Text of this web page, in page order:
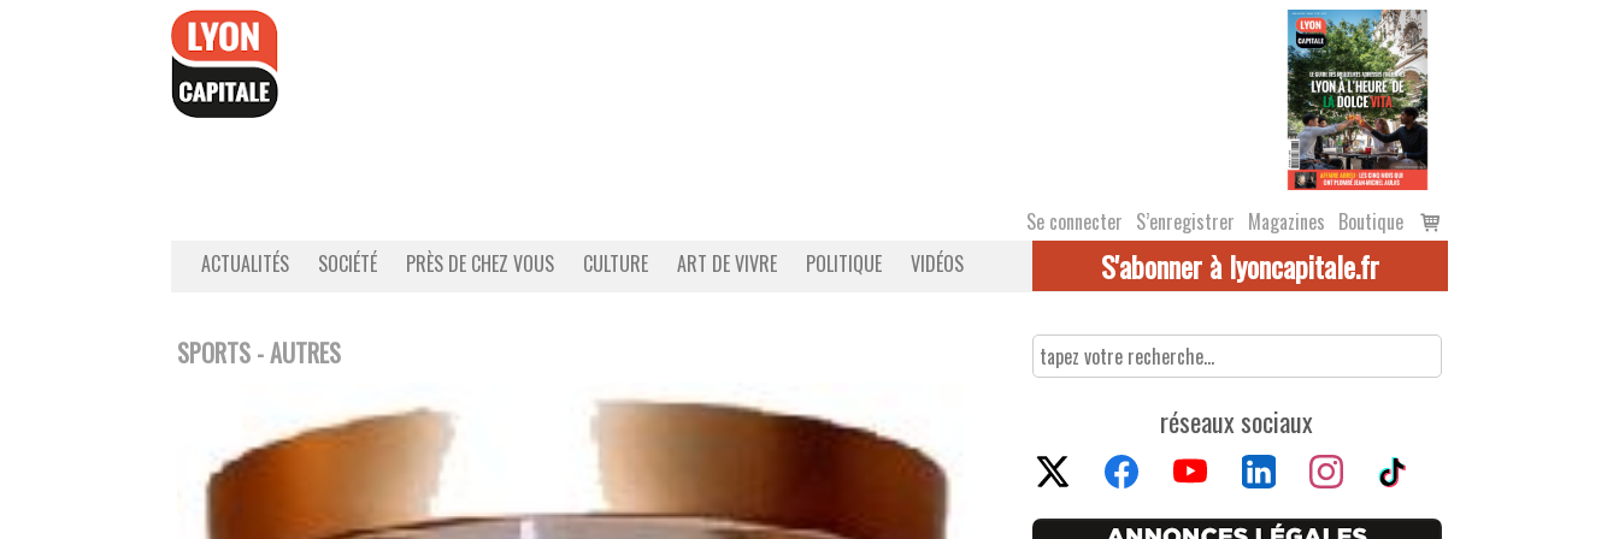
Se connecter S’enregistrer Magazines Boutique
Voir
le
ACTUALITÉS SOCIÉTÉ PRÈS DE CHEZ VOUS CULTURE ART DE VIVRE POLITIQUE VIDÉOS S'abonner à lyoncapitale.fr
SPORTS - AUTRES
réseaux sociaux